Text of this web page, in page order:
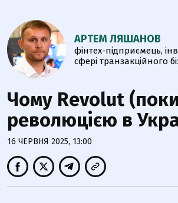
АРТЕМ ЛЯШАНОВ
фінтех-підприємець,
сфері транзакційного
Чому Revolut
революцією в
16 ЧЕРВНЯ 2025, 13:00